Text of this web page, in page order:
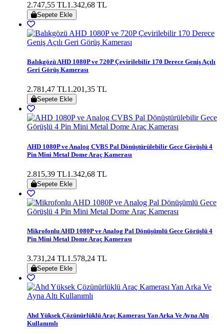
2.747,55 TL1.342,68 TL
Sepete Ekle
Balıkgözü AHD 1080P ve 720P Çevirilebilir 170 Derece Geniş Açılı
Geri Görüş Kamerası
2.781,47 TL1.201,35 TL
Sepete Ekle
AHD 1080P ve Analog CVBS Pal Dönüştürülebilir Gece Görüşlü 4
Pin Mini Metal Dome Araç Kamerası
2.815,39 TL1.342,68 TL
Sepete Ekle
Mikrofonlu AHD 1080P ve Analog Pal Dönüşümlü Gece Görüşlü 4
Pin Mini Metal Dome Araç Kamerası
3.731,24 TL1.578,24 TL
Sepete Ekle
Ahd Yüksek Çözünürlüklü Araç Kamerası Yan Arka Ve Ayna Altı
Kullanımlı